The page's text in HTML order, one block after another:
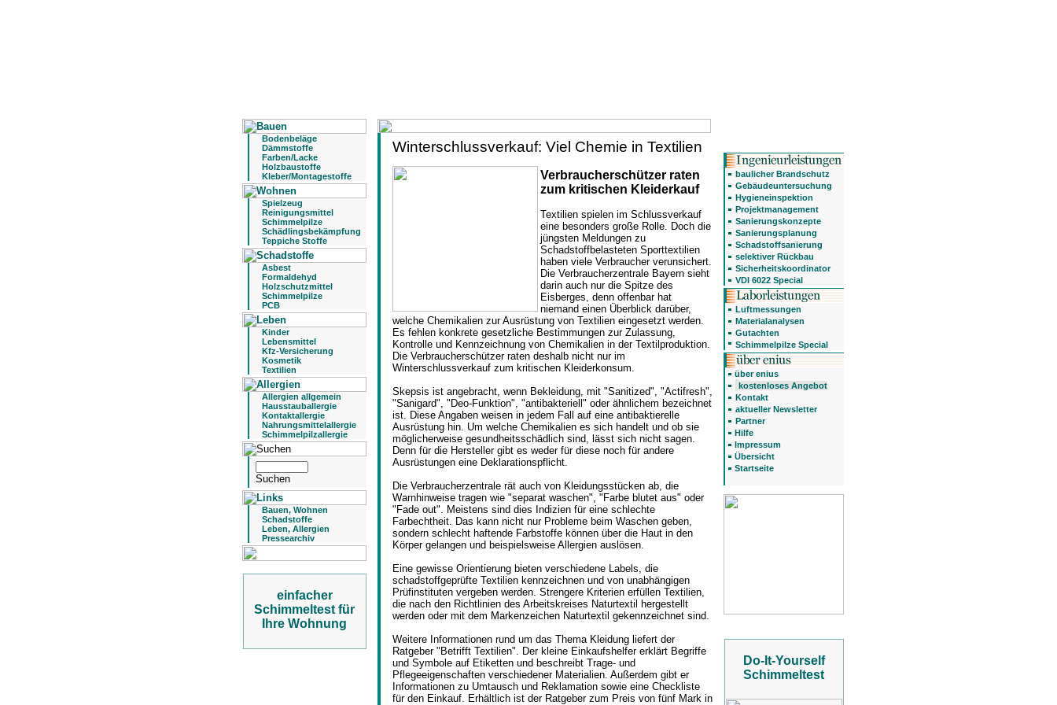
Bodenbeläge
Dämmstoffe
Farben/Lacke
Holzbaustoffe
Kleber/Montagestoffe
Spielzeug
Reinigungsmittel
Schimmelpilze
Schädlingsbekämpfung
Teppiche Stoffe
Asbest
Formaldehyd
Holzschutzmittel
Schimmelpilze
PCB
Kinder
Lebensmittel
Kfz-Versicherung
Kosmetik
Textilien
Allergien allgemein
Hausstauballergie
Kontaktallergie
Nahrungsmittelallergie
Schimmelpilzallergie
Bauen, Wohnen
Schadstoffe
Leben, Allergien
Pressearchiv
einfacher
Schimmeltest für
Ihre Wohnung
Winterschlussverkauf: Viel Chemie in Textilien
Verbraucherschützer raten
zum kritischen Kleiderkauf
Textilien spielen im Schlussverkauf
eine besonders große Rolle. Doch die
jüngsten Meldungen zu
Schadstoffbelasteten Sporttextilien
haben viele Verbraucher verunsichert.
Die Verbraucherzentrale Bayern sieht
darin auch nur die Spitze des
Eisberges, denn offenbar hat
niemand einen Überblick darüber,
welche Chemikalien zur Ausrüstung von Textilien eingesetzt werden.
Es fehlen konkrete gesetzliche Bestimmungen zur Zulassung,
Kontrolle und Kennzeichnung von Chemikalien in der Textilproduktion.
Die Verbraucherschützer raten deshalb nicht nur im
Winterschlussverkauf zum kritischen Kleiderkonsum.
Skepsis ist angebracht, wenn Bekleidung, mit "Sanitized", "Actifresh",
"Sanigard", "Deo-Funktion", "antibakteriell" oder ähnlichem bezeichnet
ist. Diese Angaben weisen in jedem Fall auf eine antibaktierelle
Ausrüstung hin. Um welche Chemikalien es sich handelt und ob sie
möglicherweise gesundheitsschädlich sind, lässt sich nicht sagen.
Denn für die Hersteller gibt es weder für diese noch für andere
Ausrüstungen eine Deklarationspflicht.
Die Verbraucherzentrale rät auch von Kleidungsstücken ab, die
Warnhinweise tragen wie "separat waschen", "Farbe blutet aus" oder
"Fade out". Meistens sind dies Indizien für eine schlechte
Farbechtheit. Das kann nicht nur Probleme beim Waschen geben,
sondern schlecht haftende Farbstoffe können über die Haut in den
Körper gelangen und beispielsweise Allergien auslösen.
Eine gewisse Orientierung bieten verschiedene Labels, die
schadstoffgeprüfte Textilien kennzeichnen und von unabhängigen
Prüfinstituten vergeben werden. Strengere Kriterien erfüllen Textilien,
die nach den Richtlinien des Arbeitskreises Naturtextil hergestellt
werden oder mit dem Markenzeichen Naturtextil gekennzeichnet sind.
Weitere Informationen rund um das Thema Kleidung liefert der
Ratgeber "Betrifft Textilien". Der kleine Einkaufshelfer erklärt Begriffe
und Symbole auf Etiketten und beschreibt Trage- und
Pflegeeigenschaften verschiedener Materialien. Außerdem gibt er
Informationen zu Umtausch und Reklamation sowie eine Checkliste
für den Einkauf. Erhältlich ist der Ratgeber zum Preis von fünf Mark in
baulicher Brandschutz
Gebäudeuntersuchung
Hygieneinspektion
Projektmanagement
Sanierungskonzepte
Sanierungsplanung
Schadstoffsanierung
selektiver Rückbau
Sicherheitskoordinator
VDI 6022 Special
Luftmessungen
Materialanalysen
Gutachten
Schimmelpilze Special
über enius
kostenloses Angebot
Kontakt
aktueller Newsletter
Partner
Hilfe
Impressum
Übersicht
Startseite
Do-It-Yourself
Schimmeltest